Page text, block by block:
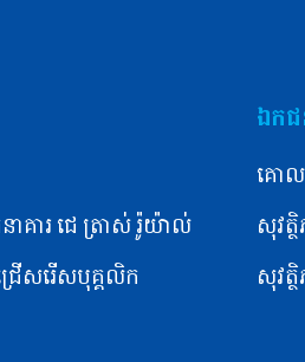
ាគារ ជេ ត្រាស់ រ៉ូយ៉ាល់
រើសរើសបុគ្គលិក
ឯកជ
គោ
សុវត្
សុវត្